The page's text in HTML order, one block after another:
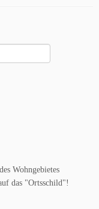
Wohngebietes
das "Ortsschild"!